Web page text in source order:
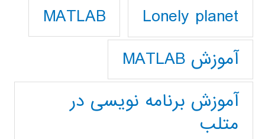
Lonely planet
MATLAB
آموزش MATLAB
آموزش برنامه نویسی در
متلب